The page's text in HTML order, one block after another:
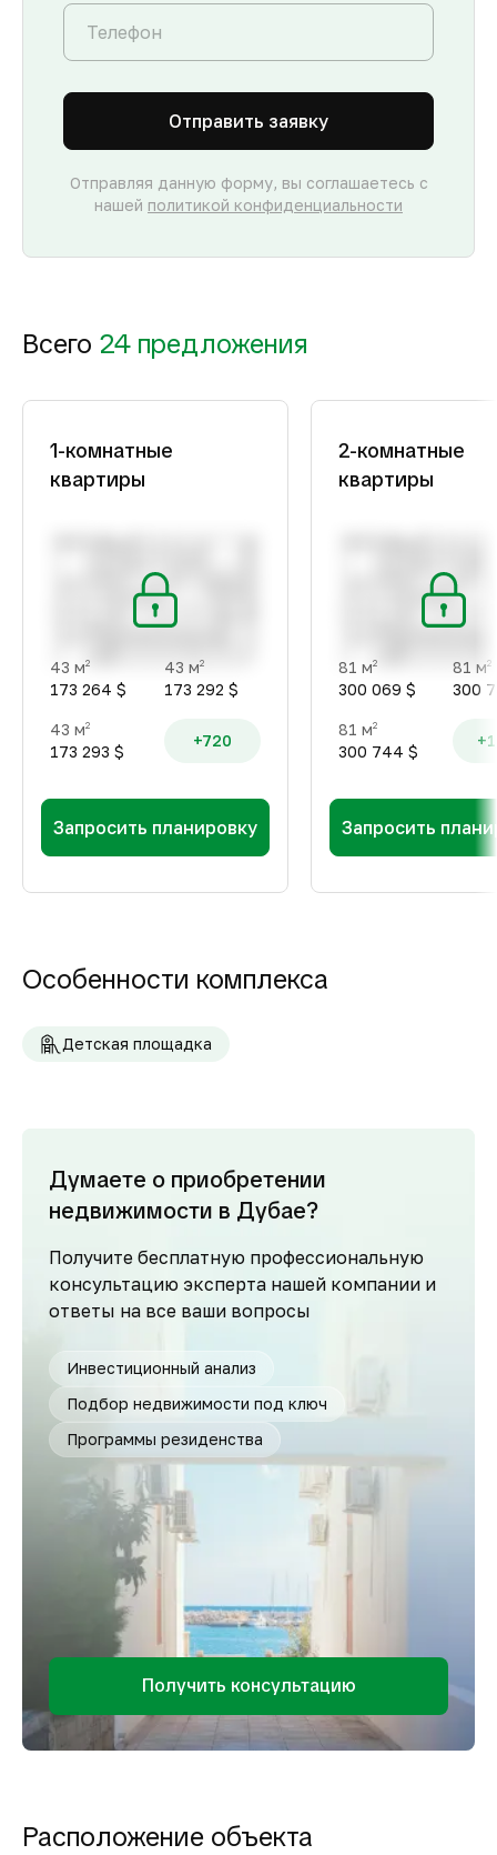
Отправить заявку
Отправляя данную форму, вы соглашаетесь с
нашей политикой конфиденциальности
Всего 24 предложения
1-комнатные
квартиры
43 м2
173 264 $
43 м2
173 292 $
43 м2
173 293 $
+720
Запросить планировку
2-комнатные
квартиры
81 м2
300 069 $
81 м2
300
81 м2
300 744 $
Запросить
Особенности комплекса
Детская площадка
Думаете о приобретении
недвижимости в Дубае?
Получите бесплатную профессиональную
консультацию эксперта нашей компании и
ответы на все ваши вопросы
Инвестиционный анализ
Подбор недвижимости под ключ
Программы резиденства
Получить консультацию
Расположение объекта